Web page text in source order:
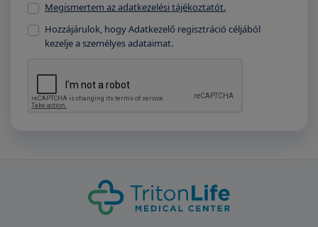
Megismertem az adatkezelési tájékoztatót.
Hozzájárulok, hogy Adatkezelő regisztráció céljából
kezelje a személyes adataimat.